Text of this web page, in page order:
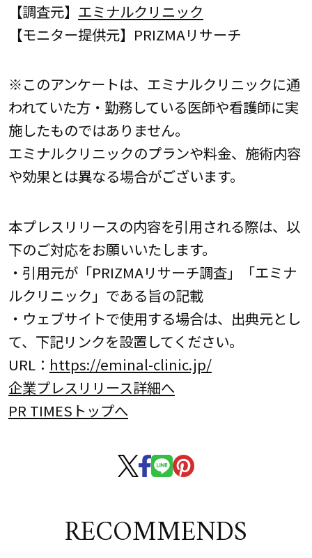
【調査元】 エミナルクリニック
【モニター提供元】PRIZMAリサーチ
※このアンケートは、エミナルクリニックに通
われていた方・勤務している医師や看護師に実
施したものではありません。
エミナルクリニックのプランや料金、施術内容
や効果とは異なる場合がございます。
本プレスリリースの内容を引用される際は、以
下のご対応をお願いいたします。
・引用元が「PRIZMAリサーチ調査」「エミナ
ルクリニック」である旨の記載
・ウェブサイトで使用する場合は、出典元とし
て、下記リンクを設置してください。
URL： https://eminal-clinic.jp/
企業プレスリリース詳細へ
PR TIMESトップへ
RECOMMENDS